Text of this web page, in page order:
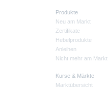
Produkte
Neu am Markt
Zertifikate
Hebelprodukte
Anleihen
Nicht mehr am Markt
Kurse & Märkte
Marktübersicht